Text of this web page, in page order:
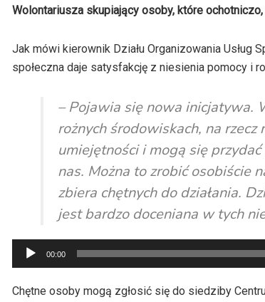
Wolontariusza skupiający osoby, które
Jak mówi kierownik Działu Organizowania Usług
społeczna daje satysfakcję z niesienia pomocy i
– Pojawia się nowa inicjatywa.
rożnych środowiskach, na
umiejętności i mogą się
nas. Można to zrobić osobiście
zbiera chętnych do działania.
jest bardzo doceniana w tych
Odtwarzacz
plików
dźwiękowych
00:00
Chętne osoby mogą zgłosić się do siedziby